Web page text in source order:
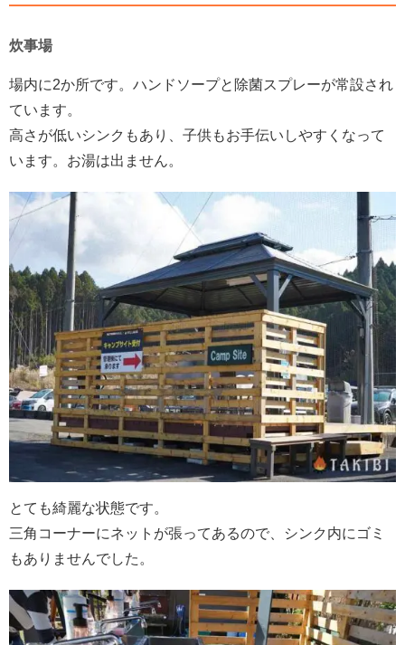
炊事場
場内に2か所です。ハンドソープと除菌スプレーが常設され
ています。
高さが低いシンクもあり、子供もお手伝いしやすくなって
います。お湯は出ません。
とても綺麗な状態です。
三角コーナーにネットが張ってあるので、シンク内にゴミ
もありませんでした。